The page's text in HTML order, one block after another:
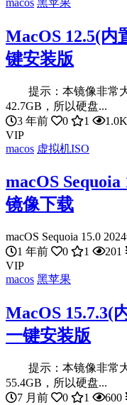
MacOS 12.5(内
键安装版
提示：本镜像非常大
42.7GB，所以硬盘...
3 年前
0 1 1.0K
VIP
macos 虚拟机ISO
macOS
镜像下载
macOS Sequoia 15.0
1 年前
0 1 201
VIP
macos 黑苹果
MacOS 15.7.3(
一键安装版
提示：本镜像非常大
55.4GB，所以硬盘...
7 月前
0 1 600